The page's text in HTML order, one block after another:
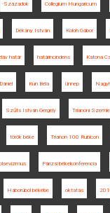
Századok Collegium Hungaricum
Dékány István Koloh Gábor
határ határincindens Katona
Kun Béla ünnep
Szűts István Gergely Trianoni Szemle
török béke Trianon 100 Rubicon
Párizsi békekonferencia
Háborúból békébe oktatás